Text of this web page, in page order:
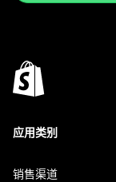
应用类别
销售渠道